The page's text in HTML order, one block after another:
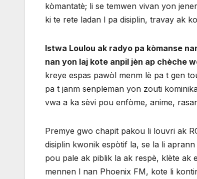
kòmantatè; li se temwen vivan yon
ki te rete ladan l pa disiplin, travay ak
Istwa Loulou ak radyo pa kòmanse
nan yon laj kote anpil jèn ap chèche
kreye espas pawòl menm lè pa t gen
pa t janm senpleman yon zouti
vwa a ka sèvi pou enfòme, anime,
Premye gwo chapit pakou li louvri ak
disiplin kwonik espòtif la, se la li
pou pale ak piblik la ak respè, klète ak
mennen l nan Phoenix FM, kote li